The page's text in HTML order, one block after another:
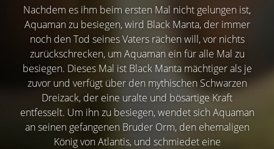
Nachdem es ihm beim ersten Mal nicht gelungen ist,
Aquaman zu besiegen, wird Black Manta, der immer
noch den Tod seines Vaters rächen will, vor nichts
zurückschrecken, um Aquaman ein für alle Mal zu
besiegen. Dieses Mal ist Black Manta mächtiger als je
zuvor und verfügt über den mythischen Schwarzen
Dreizack, der eine uralte und bösartige Kraft
entfesselt. Um ihn zu besiegen, wendet sich Aquaman
an seinen gefangenen Bruder Orm, den ehemaligen
König von Atlantis, und schmiedet eine